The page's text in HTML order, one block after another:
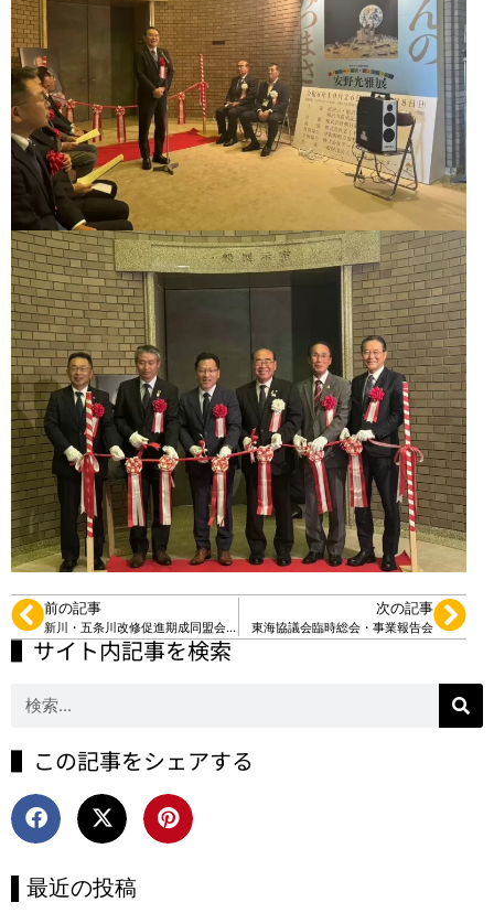
前の記事
新川・五条川改修促進期成同盟会提案
次の記事
東海協議会臨時総会・事業報告会
▌サイト内記事を検索
▌この記事をシェアする
▌最近の投稿